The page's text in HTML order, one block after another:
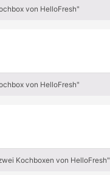
von HelloFresh"
von HelloFresh"
Kochboxen von HelloFresh"